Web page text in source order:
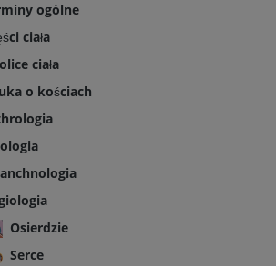
ogólne
ciała
ciała
o kościach
Osierdzie
Serce